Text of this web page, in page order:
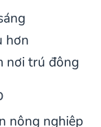
hơn
nơi trú đông
nông nghiệp